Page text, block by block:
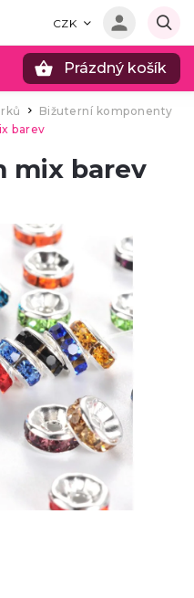
CZK
Prázdný košík
Bižuterní komponenty
barev
mix barev